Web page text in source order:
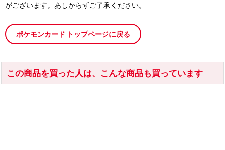
がございます。あしからずご了承ください。
ポケモンカード トップページに戻る
この商品を買った人は、こんな商品も買っています